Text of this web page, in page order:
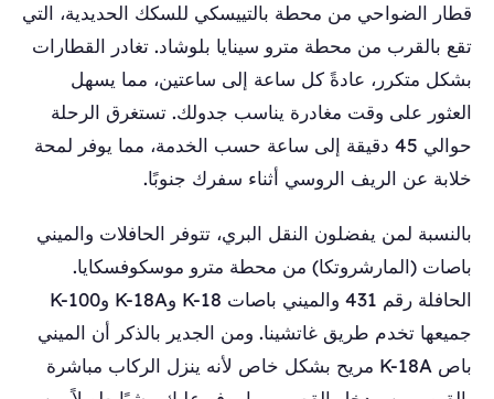
قطار الضواحي من محطة بالتييسكي للسكك الحديدية، التي
تقع بالقرب من محطة مترو سينايا بلوشاد. تغادر القطارات
بشكل متكرر، عادةً كل ساعة إلى ساعتين، مما يسهل
العثور على وقت مغادرة يناسب جدولك. تستغرق الرحلة
حوالي 45 دقيقة إلى ساعة حسب الخدمة، مما يوفر لمحة
خلابة عن الريف الروسي أثناء سفرك جنوبًا.
بالنسبة لمن يفضلون النقل البري، تتوفر الحافلات والميني
باصات (المارشروتكا) من محطة مترو موسكوفسكايا.
الحافلة رقم 431 والميني باصات K-18 وK-18A وK-100
جميعها تخدم طريق غاتشينا. ومن الجدير بالذكر أن الميني
باص K-18A مريح بشكل خاص لأنه ينزل الركاب مباشرة